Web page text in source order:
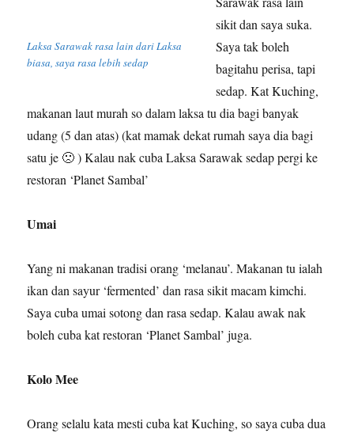
Laksa Sarawak rasa lain dari Laksa
biasa, saya rasa lebih sedap
sikit dan saya suka.
Saya tak boleh
bagitahu perisa, tapi
sedap. Kat Kuching,
makanan laut murah so dalam laksa tu dia bagi banyak
udang (5 dan atas) (kat mamak dekat rumah saya dia bagi
satu je 🙁 ) Kalau nak cuba Laksa Sarawak sedap pergi ke
restoran ‘Planet Sambal’
Umai
Yang ni makanan tradisi orang ‘melanau’. Makanan tu ialah
ikan dan sayur ‘fermented’ dan rasa sikit macam kimchi.
Saya cuba umai sotong dan rasa sedap. Kalau awak nak
boleh cuba kat restoran ‘Planet Sambal’ juga.
Kolo Mee
Orang selalu kata mesti cuba kat Kuching, so saya cuba dua